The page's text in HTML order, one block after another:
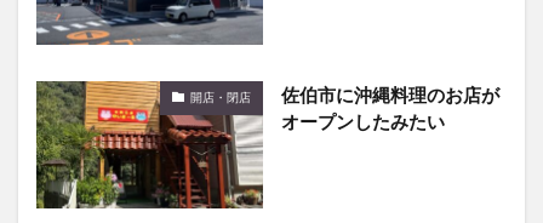
開店・閉店
佐伯市に沖縄料理のお店が
オープンしたみたい